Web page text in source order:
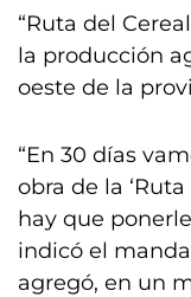
“Ruta del
la producción
oeste de la
“En 30 días
obra de la
hay que
indicó el
agregó, en un